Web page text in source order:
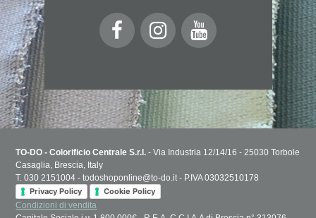
TO-DO - Colorificio Centrale S.r.l. - Via Industria 12/14/16 - 25030 Torbole
Casaglia, Brescia, Italy
T. 030 2151004 - todoshoponline@to-do.it - P.IVA 03032510178
Privacy Policy
Cookie Policy
Condizioni di vendita